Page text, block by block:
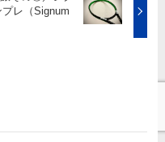
レ（Signum